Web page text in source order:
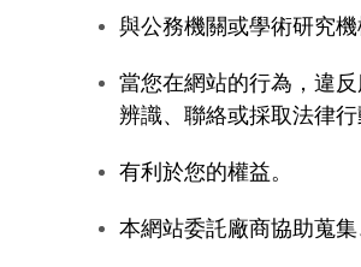
與公務機關或學術研究
當您在網站的行為，違
辨識、聯絡或採取法律行
有利於您的權益。
本網站委託廠商協助蒐